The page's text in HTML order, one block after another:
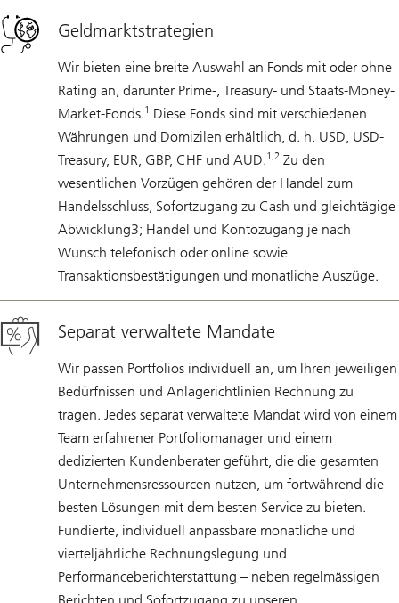
Geldmarktstrategien
Wir bieten eine breite Auswahl an Fonds mit oder ohne
Rating an, darunter Prime-, Treasury- und Staats-Money-
Market-Fonds.1 Diese Fonds sind mit verschiedenen
Währungen und Domizilen erhältlich, d. h. USD, USD-
Treasury, EUR, GBP, CHF und AUD.1,2Zu den
wesentlichen Vorzügen gehören der Handel zum
Handelsschluss, Sofortzugang zu Cash und gleichtägige
Abwicklung3; Handel und Kontozugang je nach
Wunsch telefonisch oder online sowie
Transaktionsbestätigungen und monatliche Auszüge.
Separat verwaltete Mandate
Wir passen Portfolios individuell an, um Ihren jeweiligen
Bedürfnissen und Anlagerichtlinien Rechnung zu
tragen. Jedes separat verwaltete Mandat wird von einem
Team erfahrener Portfoliomanager und einem
dedizierten Kundenberater geführt, die die gesamten
Unternehmensressourcen nutzen, um fortwährend die
besten Lösungen mit dem besten Service zu bieten.
Fundierte, individuell anpassbare monatliche und
vierteljährliche Rechnungslegung und
Performanceberichterstattung – neben regelmässigen